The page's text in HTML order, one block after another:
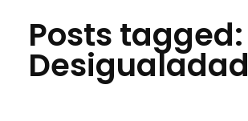
Posts tagged:
Desigualadad